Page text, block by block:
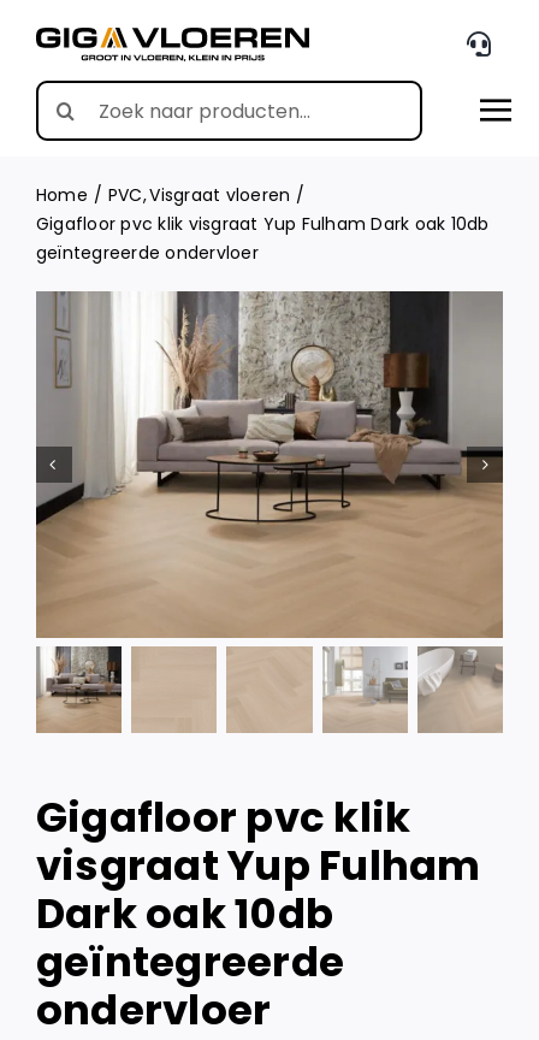
content
Search
for:
Home PVC Visgraat vloeren
Gigafloor pvc klik visgraat Yup Fulham Dark oak 10db
geïntegreerde ondervloer
Gigafloor pvc klik
visgraat Yup Fulham
Dark oak 10db
geïntegreerde
ondervloer